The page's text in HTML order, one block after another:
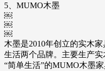
5、MUMO木墨
￼
￼
￼
木墨是2010年创立的实木
生活两个品牌。主要生产
“简单生活”的MUMO木墨